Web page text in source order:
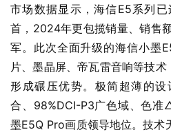
市场数据显示，海信E5系列
首，2024年更包揽销量、销售
军。此次全面升级的海信小墨
片、墨晶屏、帝瓦雷音响等技
形成碾压优势。极简超薄的设
合、98%DCI-P3广色域、色
墨E5Q Pro画质领导地位。技术